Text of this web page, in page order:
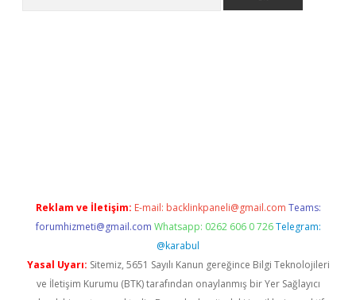
Reklam ve İletişim: E-mail: backlinkpaneli@gmail.com Teams:
forumhizmeti@gmail.com Whatsapp: 0262 606 0 726 Telegram:
@karabul
Yasal Uyarı: Sitemiz, 5651 Sayılı Kanun gereğince Bilgi Teknolojileri
ve İletişim Kurumu (BTK) tarafından onaylanmış bir Yer Sağlayıcı